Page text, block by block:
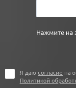
Нажмите на
Я даю согласие на
Политикой